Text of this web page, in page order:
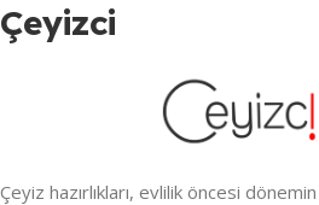
Çeyizci
Çeyiz hazırlıkları, evlilik öncesi